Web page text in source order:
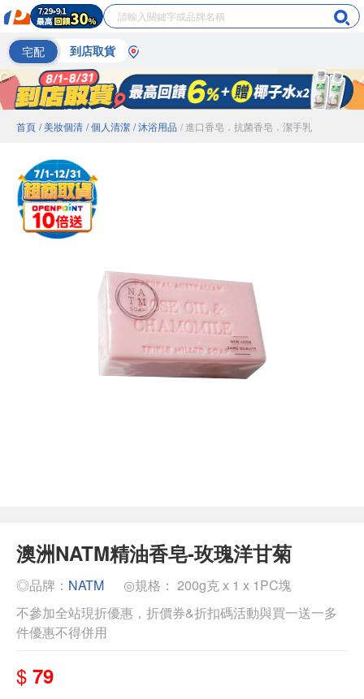
宅配 到店取貨
首頁 / 美妝個清 / 個人清潔 / 沐浴用品 / 進口香皂．抗菌香皂．潔手乳
澳洲NATM精油香皂-玫瑰洋甘菊
◎品牌： NATM
◎規格： 200g克 x 1 x 1PC塊
不參加全站現折優惠，折價券&折扣碼活動與買一送一多
件優惠不得併用
$ 79